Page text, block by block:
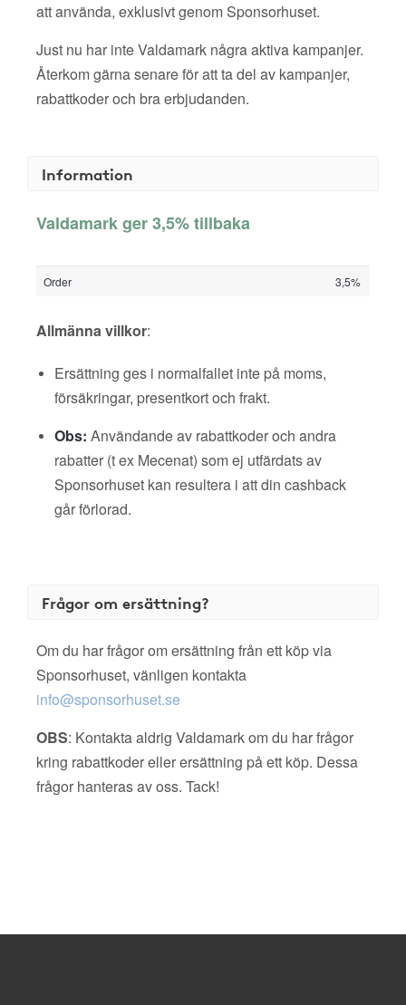
att använda, exklusivt genom Sponsorhuset.
Just nu har inte Valdamark några aktiva kampanjer.
Återkom gärna senare för att ta del av kampanjer,
rabattkoder och bra erbjudanden.
Information
Valdamark ger 3,5% tillbaka
Order 3,5%
Allmänna villkor:
Ersättning ges i normalfallet inte på moms,
försäkringar, presentkort och frakt.
Obs: Användande av rabattkoder och andra
rabatter (t ex Mecenat) som ej utfärdats av
Sponsorhuset kan resultera i att din cashback
går förlorad.
Frågor om ersättning?
Om du har frågor om ersättning från ett köp via
Sponsorhuset, vänligen kontakta
info@sponsorhuset.se
OBS: Kontakta aldrig Valdamark om du har frågor
kring rabattkoder eller ersättning på ett köp. Dessa
frågor hanteras av oss. Tack!